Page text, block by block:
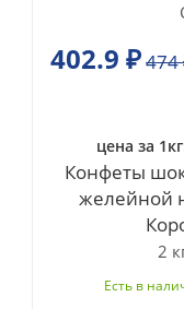
402.9 ₽474
цена за
Конфеты
желейной
2
Есть в